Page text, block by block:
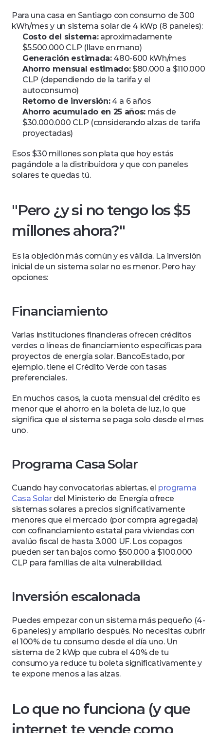
Para una casa en Santiago con consumo de 300
kWh/mes y un sistema solar de 4 kWp (8 paneles):
Costo del sistema: aproximadamente
$5.500.000 CLP (llave en mano)
Generación estimada: 480-600 kWh/mes
Ahorro mensual estimado: $80.000 a $110.000
CLP (dependiendo de la tarifa y el
autoconsumo)
Retorno de inversión: 4 a 6 años
Ahorro acumulado en 25 años: más de
$30.000.000 CLP (considerando alzas de tarifa
proyectadas)
Esos $30 millones son plata que hoy estás
pagándole a la distribuidora y que con paneles
solares te quedas tú.
"Pero ¿y si no tengo los $5
millones ahora?"
Es la objeción más común y es válida. La inversión
inicial de un sistema solar no es menor. Pero hay
opciones:
Financiamiento
Varias instituciones financieras ofrecen créditos
verdes o líneas de financiamiento específicas para
proyectos de energía solar. BancoEstado, por
ejemplo, tiene el Crédito Verde con tasas
preferenciales.
En muchos casos, la cuota mensual del crédito es
menor que el ahorro en la boleta de luz, lo que
significa que el sistema se paga solo desde el mes
uno.
Programa Casa Solar
Cuando hay convocatorias abiertas, el programa
Casa Solar del Ministerio de Energía ofrece
sistemas solares a precios significativamente
menores que el mercado (por compra agregada)
con cofinanciamiento estatal para viviendas con
avalúo fiscal de hasta 3.000 UF. Los copagos
pueden ser tan bajos como $50.000 a $100.000
CLP para familias de alta vulnerabilidad.
Inversión escalonada
Puedes empezar con un sistema más pequeño (4-
6 paneles) y ampliarlo después. No necesitas cubrir
el 100% de tu consumo desde el día uno. Un
sistema de 2 kWp que cubra el 40% de tu
consumo ya reduce tu boleta significativamente y
te expone menos a las alzas.
Lo que no funciona (y que
internet te vende como